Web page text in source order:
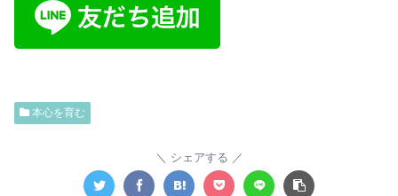
本心を育む
シェアする